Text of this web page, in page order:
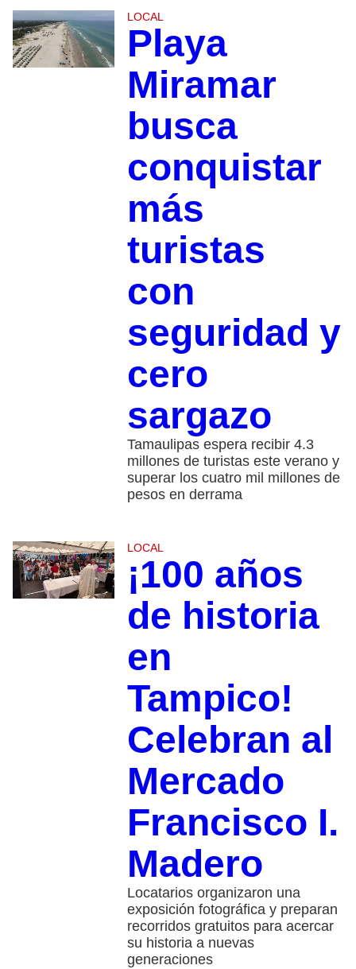
LOCAL
Playa
Miramar
busca
conquistar
más
turistas
con
seguridad y
cero
sargazo
Tamaulipas espera recibir 4.3
millones de turistas este verano y
superar los cuatro mil millones de
pesos en derrama
LOCAL
¡100 años
de historia
en
Tampico!
Celebran al
Mercado
Francisco I.
Madero
Locatarios organizaron una
exposición fotográfica y preparan
recorridos gratuitos para acercar
su historia a nuevas
generaciones